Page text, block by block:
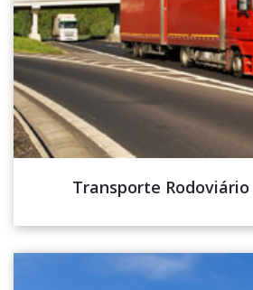
Transporte Rodoviário